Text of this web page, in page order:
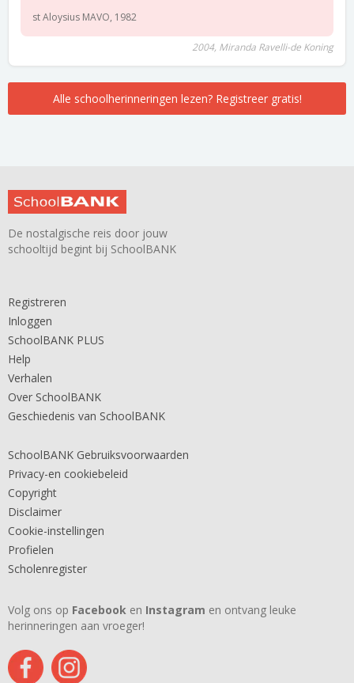
st Aloysius MAVO, 1982
2004, Miranda Ravelli-de Koning
Alle schoolherinneringen lezen? Registreer gratis!
De nostalgische reis door jouw
schooltijd begint bij SchoolBANK
Registreren
Inloggen
SchoolBANK PLUS
Help
Verhalen
Over SchoolBANK
Geschiedenis van SchoolBANK
SchoolBANK Gebruiksvoorwaarden
Privacy-en cookiebeleid
Copyright
Disclaimer
Cookie-instellingen
Profielen
Scholenregister
Volg ons op Facebook en Instagram en ontvang leuke
herinneringen aan vroeger!